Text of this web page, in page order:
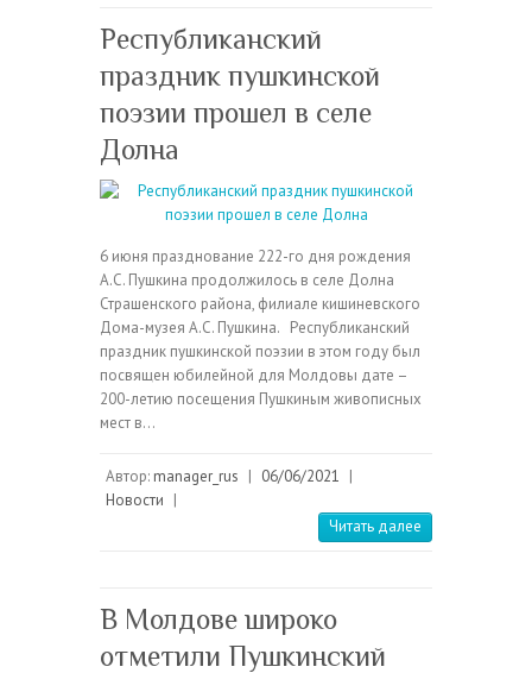
Республиканский
праздник пушкинской
поэзии прошел в селе
Долна
6 июня празднование 222-го дня рождения
А.С. Пушкина продолжилось в селе Долна
Страшенского района, филиале кишиневского
Дома-музея А.С. Пушкина. Республиканский
праздник пушкинской поэзии в этом году был
посвящен юбилейной для Молдовы дате –
200-летию посещения Пушкиным живописных
мест в…
Автор: manager_rus | 06/06/2021 |
Новости |
Читать далее
В Молдове широко
отметили Пушкинский